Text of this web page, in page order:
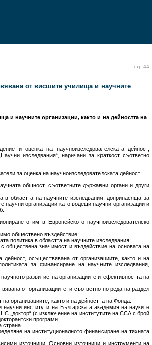
стр.44
от висшите училища и научните
и научните организации, както и на дейността на
и оценка на научноизследователската дейност,
изследвания“, наричани за краткост съответно
за оценка на научноизследователската дейност;
общност, съответните държавни органи и други
областта на научните изследвания, допринасяща за
научни организации като водещи научни организации и
им в Европейското научноизследователско
обществено въздействие;
политика в областта на научните изследвания;
обществена значимост и въздействие на основата на
осъществявана от организациите, както и на
за финансиране на научните изследвания,
развитие на организациите и ефективността на
от организациите, и съответно по реда на раздел
организациите, както и на дейността на Фонда.
институти на Българската академия на науките
„доктор“ (с изключение на институтите на ССА с брой
програми.
на институционалното финансиране на тяхната
източници. Основни източници и инструменти на